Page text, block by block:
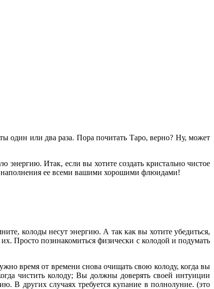
один или два раза. Пора почитать Таро, верно? Ну, может
энергию. Итак, если вы хотите создать кристально чистое
наполнения ее всеми вашими хорошими флюидами!
колоды несут энергию. А так как вы хотите убедиться,
Просто позннакомиться физически с колодой и подумать
время от времени снова очищать свою колоду, когда вы
чистить колоду; Вы должны доверять своей интуиции
В других случаях требуется купание в полнолуние. (это